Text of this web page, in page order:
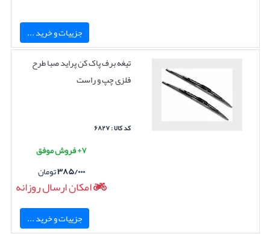
جزییات و خرید ...
تیغه برف پاک کن پراید صبا طرح
فلزی چپ و راست
کد کالا : ۶۸۲۷
۷+ فروش موفق
۳۸۵/۰۰۰تومان
امکان ارسال روزانه
جزییات و خرید ...